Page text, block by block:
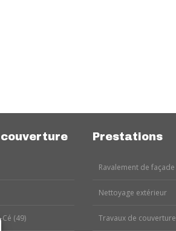
(49)
Prestations
Ravalement de façade
Nettoyage extérieur
Travaux de couverture